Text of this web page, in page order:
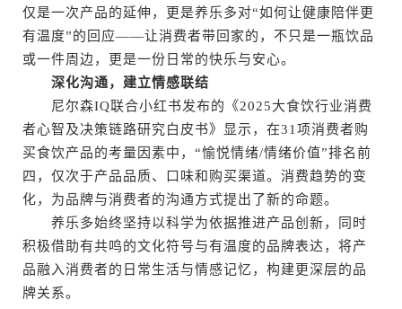
仅是一次产品的延伸，更是养乐多对“如何让健康陪伴更
有温度”的回应——让消费者带回家的，不只是一瓶饮品
或一件周边，更是一份日常的快乐与安心。
深化沟通，建立情感联结
尼尔森IQ联合小红书发布的《2025大食饮行业消费
者心智及决策链路研究白皮书》显示，在31项消费者购
买食饮产品的考量因素中，“愉悦情绪/情绪价值”排名前
四，仅次于产品品质、口味和购买渠道。消费趋势的变
化，为品牌与消费者的沟通方式提出了新的命题。
养乐多始终坚持以科学为依据推进产品创新，同时
积极借助有共鸣的文化符号与有温度的品牌表达，将产
品融入消费者的日常生活与情感记忆，构建更深层的品
牌关系。